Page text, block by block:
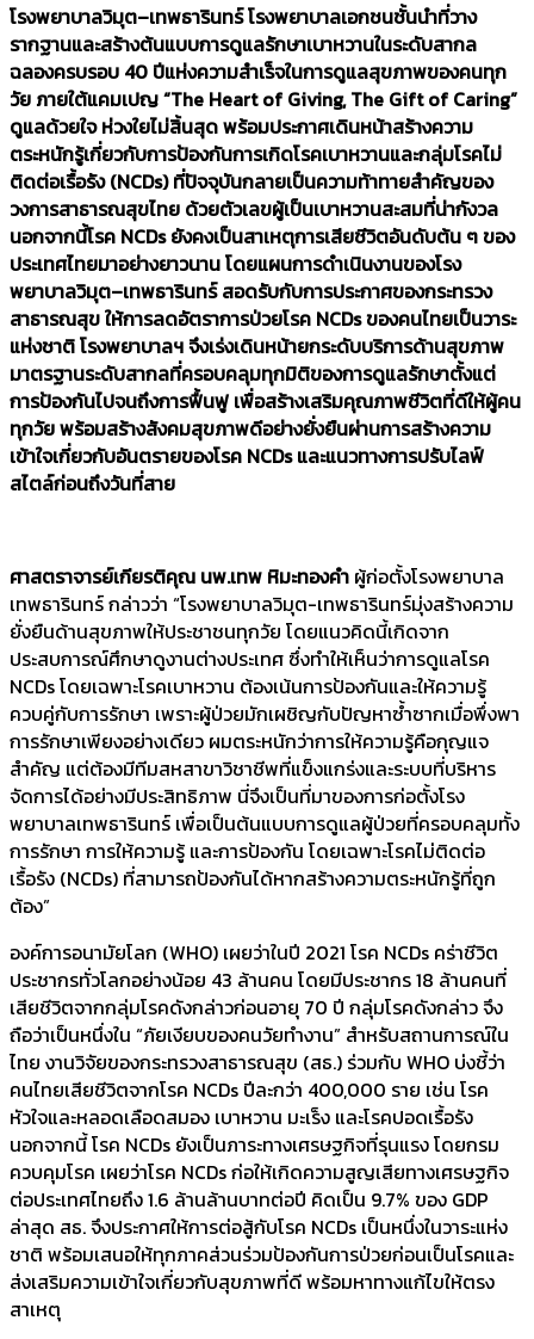
โรงพยาบาลวิมุต–เทพธารินทร์ โรงพยาบาลเอกชนชั้นนำที่วาง
รากฐานและสร้างต้นแบบการดูแลรักษาเบาหวานในระดับสากล
ฉลองครบรอบ 40 ปีแห่งความสำเร็จในการดูแลสุขภาพของคนทุก
วัย ภายใต้แคมเปญ “The Heart of Giving, The Gift of Caring”
ดูแลด้วยใจ ห่วงใยไม่สิ้นสุด พร้อมประกาศเดินหน้าสร้างความ
ตระหนักรู้เกี่ยวกับการป้องกันการเกิดโรคเบาหวานและกลุ่มโรคไม่
ติดต่อเรื้อรัง (NCDs) ที่ปัจจุบันกลายเป็นความท้าทายสำคัญของ
วงการสาธารณสุขไทย ด้วยตัวเลขผู้เป็นเบาหวานสะสมที่น่ากังวล
นอกจากนี้โรค NCDs ยังคงเป็นสาเหตุการเสียชีวิตอันดับต้น ๆ ของ
ประเทศไทยมาอย่างยาวนาน โดยแผนการดำเนินงานของโรง
พยาบาลวิมุต–เทพธารินทร์ สอดรับกับการประกาศของกระทรวง
สาธารณสุข ให้การลดอัตราการป่วยโรค NCDs ของคนไทยเป็นวาระ
แห่งชาติ โรงพยาบาลฯ จึงเร่งเดินหน้ายกระดับบริการด้านสุขภาพ
มาตรฐานระดับสากลที่ครอบคลุมทุกมิติของการดูแลรักษาตั้งแต่
การป้องกันไปจนถึงการฟื้นฟู เพื่อสร้างเสริมคุณภาพชีวิตที่ดีให้ผู้คน
ทุกวัย พร้อมสร้างสังคมสุขภาพดีอย่างยั่งยืนผ่านการสร้างความ
เข้าใจเกี่ยวกับอันตรายของโรค NCDs และแนวทางการปรับไลฟ์
สไตล์ก่อนถึงวันที่สาย
ศาสตราจารย์เกียรติคุณ นพ.เทพ หิมะทองคำ ผู้ก่อตั้งโรงพยาบาล
เทพธารินทร์ กล่าวว่า “โรงพยาบาลวิมุต-เทพธารินทร์มุ่งสร้างความ
ยั่งยืนด้านสุขภาพให้ประชาชนทุกวัย โดยแนวคิดนี้เกิดจาก
ประสบการณ์ศึกษาดูงานต่างประเทศ ซึ่งทำให้เห็นว่าการดูแลโรค
NCDs โดยเฉพาะโรคเบาหวาน ต้องเน้นการป้องกันและให้ความรู้
ควบคู่กับการรักษา เพราะผู้ป่วยมักเผชิญกับปัญหาซ้ำซากเมื่อพึ่งพา
การรักษาเพียงอย่างเดียว ผมตระหนักว่าการให้ความรู้คือกุญแจ
สำคัญ แต่ต้องมีทีมสหสาขาวิชาชีพที่แข็งแกร่งและระบบที่บริหาร
จัดการได้อย่างมีประสิทธิภาพ นี่จึงเป็นที่มาของการก่อตั้งโรง
พยาบาลเทพธารินทร์ เพื่อเป็นต้นแบบการดูแลผู้ป่วยที่ครอบคลุมทั้ง
การรักษา การให้ความรู้ และการป้องกัน โดยเฉพาะโรคไม่ติดต่อ
เรื้อรัง (NCDs) ที่สามารถป้องกันได้หากสร้างความตระหนักรู้ที่ถูก
ต้อง”
องค์การอนามัยโลก (WHO) เผยว่าในปี 2021 โรค NCDs คร่าชีวิต
ประชากรทั่วโลกอย่างน้อย 43 ล้านคน โดยมีประชากร 18 ล้านคนที่
เสียชีวิตจากกลุ่มโรคดังกล่าวก่อนอายุ 70 ปี กลุ่มโรคดังกล่าว จึง
ถือว่าเป็นหนึ่งใน “ภัยเงียบของคนวัยทำงาน” สำหรับสถานการณ์ใน
ไทย งานวิจัยของกระทรวงสาธารณสุข (สธ.) ร่วมกับ WHO บ่งชี้ว่า
คนไทยเสียชีวิตจากโรค NCDs ปีละกว่า 400,000 ราย เช่น โรค
หัวใจและหลอดเลือดสมอง เบาหวาน มะเร็ง และโรคปอดเรื้อรัง
นอกจากนี้ โรค NCDs ยังเป็นภาระทางเศรษฐกิจที่รุนแรง โดยกรม
ควบคุมโรค เผยว่าโรค NCDs ก่อให้เกิดความสูญเสียทางเศรษฐกิจ
ต่อประเทศไทยถึง 1.6 ล้านล้านบาทต่อปี คิดเป็น 9.7% ของ GDP
ล่าสุด สธ. จึงประกาศให้การต่อสู้กับโรค NCDs เป็นหนึ่งในวาระแห่ง
ชาติ พร้อมเสนอให้ทุกภาคส่วนร่วมป้องกันการป่วยก่อนเป็นโรคและ
ส่งเสริมความเข้าใจเกี่ยวกับสุขภาพที่ดี พร้อมหาทางแก้ไขให้ตรง
สาเหตุ